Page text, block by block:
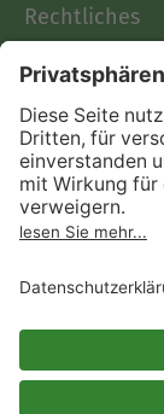
Rechtliches
AGB
Informationen
Act
Verträge hier
Impressum